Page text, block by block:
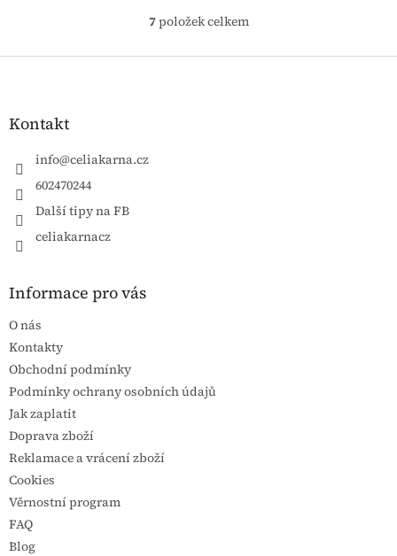
Ovládací prvky výpisu
7položek celkem
Zápatí
Kontakt
info@celiakarna.cz
602470244
Další tipy na FB
celiakarnacz
Informace pro vás
O nás
Kontakty
Obchodní podmínky
Podmínky ochrany osobních údajů
Jak zaplatit
Doprava zboží
Reklamace a vrácení zboží
Cookies
Věrnostní program
FAQ
Blog